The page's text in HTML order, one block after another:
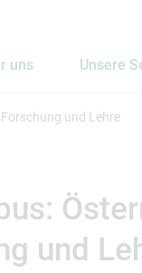
uns Unsere
und Lehre
und